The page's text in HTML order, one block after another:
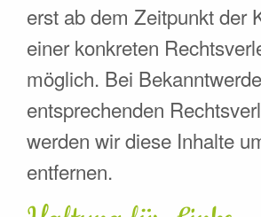
erst ab dem Zeitpunkt der
einer konkreten
möglich. Bei
entsprechenden
werden wir diese Inhalte
entfernen.